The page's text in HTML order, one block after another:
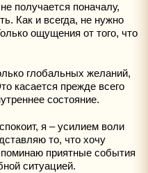
получается поначалу,
Как и всегда, не нужно
ощущения от того, что
глобальных желаний,
касается прежде всего
состояние.
я – усилием воли
то, что хочу
приятные события
ситуацией.